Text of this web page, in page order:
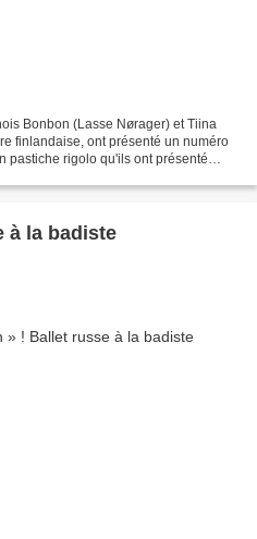
Bonbon (Lasse Nørager) et Tiina
finlandaise, ont présenté un numéro
pastiche rigolo qu'ils ont présenté
à la badiste